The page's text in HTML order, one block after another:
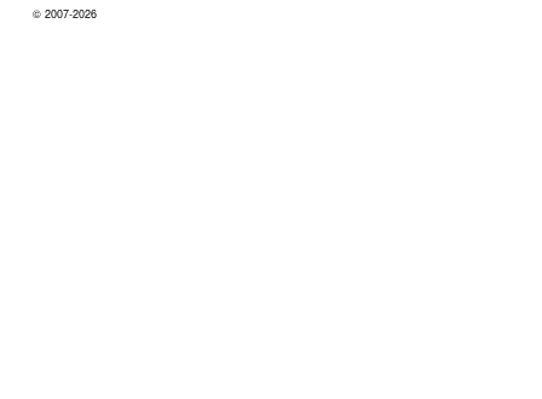
© 2007-2026